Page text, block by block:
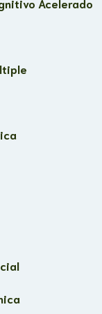
Acelerado